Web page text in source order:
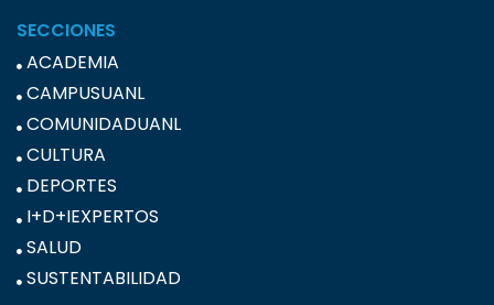
SECCIONES
ACADEMIA
CAMPUSUANL
COMUNIDADUANL
CULTURA
DEPORTES
I+D+IEXPERTOS
SALUD
SUSTENTABILIDAD